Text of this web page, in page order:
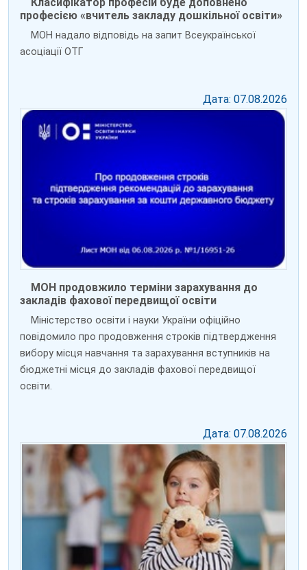
професією «вчитель закладу дошкільної освіти»
МОН надало відповідь на запит Всеукраїнської
асоціації ОТГ
Дата: 07.08.2026
МОН продовжило терміни зарахування до
закладів фахової передвищої освіти
Міністерство освіти і науки України офіційно
повідомило про продовження строків підтвердження
вибору місця навчання та зарахування вступників на
бюджетні місця до закладів фахової передвищої
освіти.
Дата: 07.08.2026